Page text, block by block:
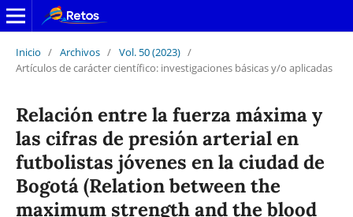
Inicio / Archivos / Vol. 50 (2023) /
Artículos de carácter científico: investigaciones básicas y/o aplicadas
Relación entre la fuerza máxima y
las cifras de presión arterial en
futbolistas jóvenes en la ciudad de
Bogotá (Relation between the
maximum strength and the blood